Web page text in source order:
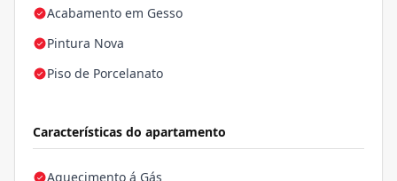
Acabamento em Gesso
Pintura Nova
Piso de Porcelanato
Características do apartamento
Aquecimento á Gás